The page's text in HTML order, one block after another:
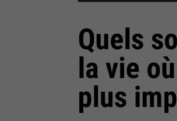
Quels
la vie
plus